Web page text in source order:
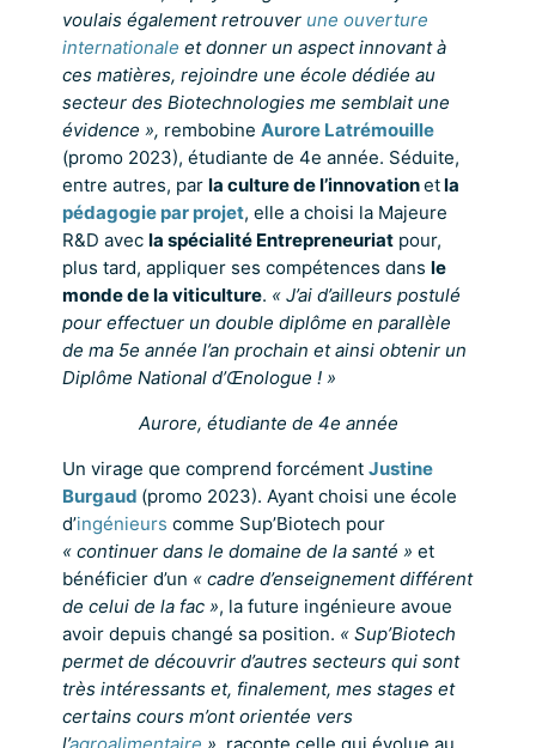
voulais également retrouver une ouverture
internationale et donner un aspect innovant à
ces matières, rejoindre une école dédiée au
secteur des Biotechnologies me semblait une
évidence », rembobine Aurore Latrémouille
(promo 2023), étudiante de 4e année. Séduite,
entre autres, par la culture de l’innovationetla
pédagogie par projet, elle a choisi la Majeure
R&D avec la spécialité Entrepreneuriat pour,
plus tard, appliquer ses compétences dans le
monde de la viticulture. « J’ai d’ailleurs postulé
pour effectuer un double diplôme en parallèle
de ma 5e année l’an prochain et ainsi obtenir un
Diplôme National d’Œnologue ! »
Aurore, étudiante de 4e année
Un virage que comprend forcément Justine
Burgaud (promo 2023). Ayant choisi une école
d’ingénieurs comme Sup’Biotech pour
« continuer dans le domaine de la santé » et
bénéficier d’un « cadre d’enseignement différent
de celui de la fac », la future ingénieure avoue
avoir depuis changé sa position. « Sup’Biotech
permet de découvrir d’autres secteurs qui sont
très intéressants et, finalement, mes stages et
certains cours m’ont orientée vers